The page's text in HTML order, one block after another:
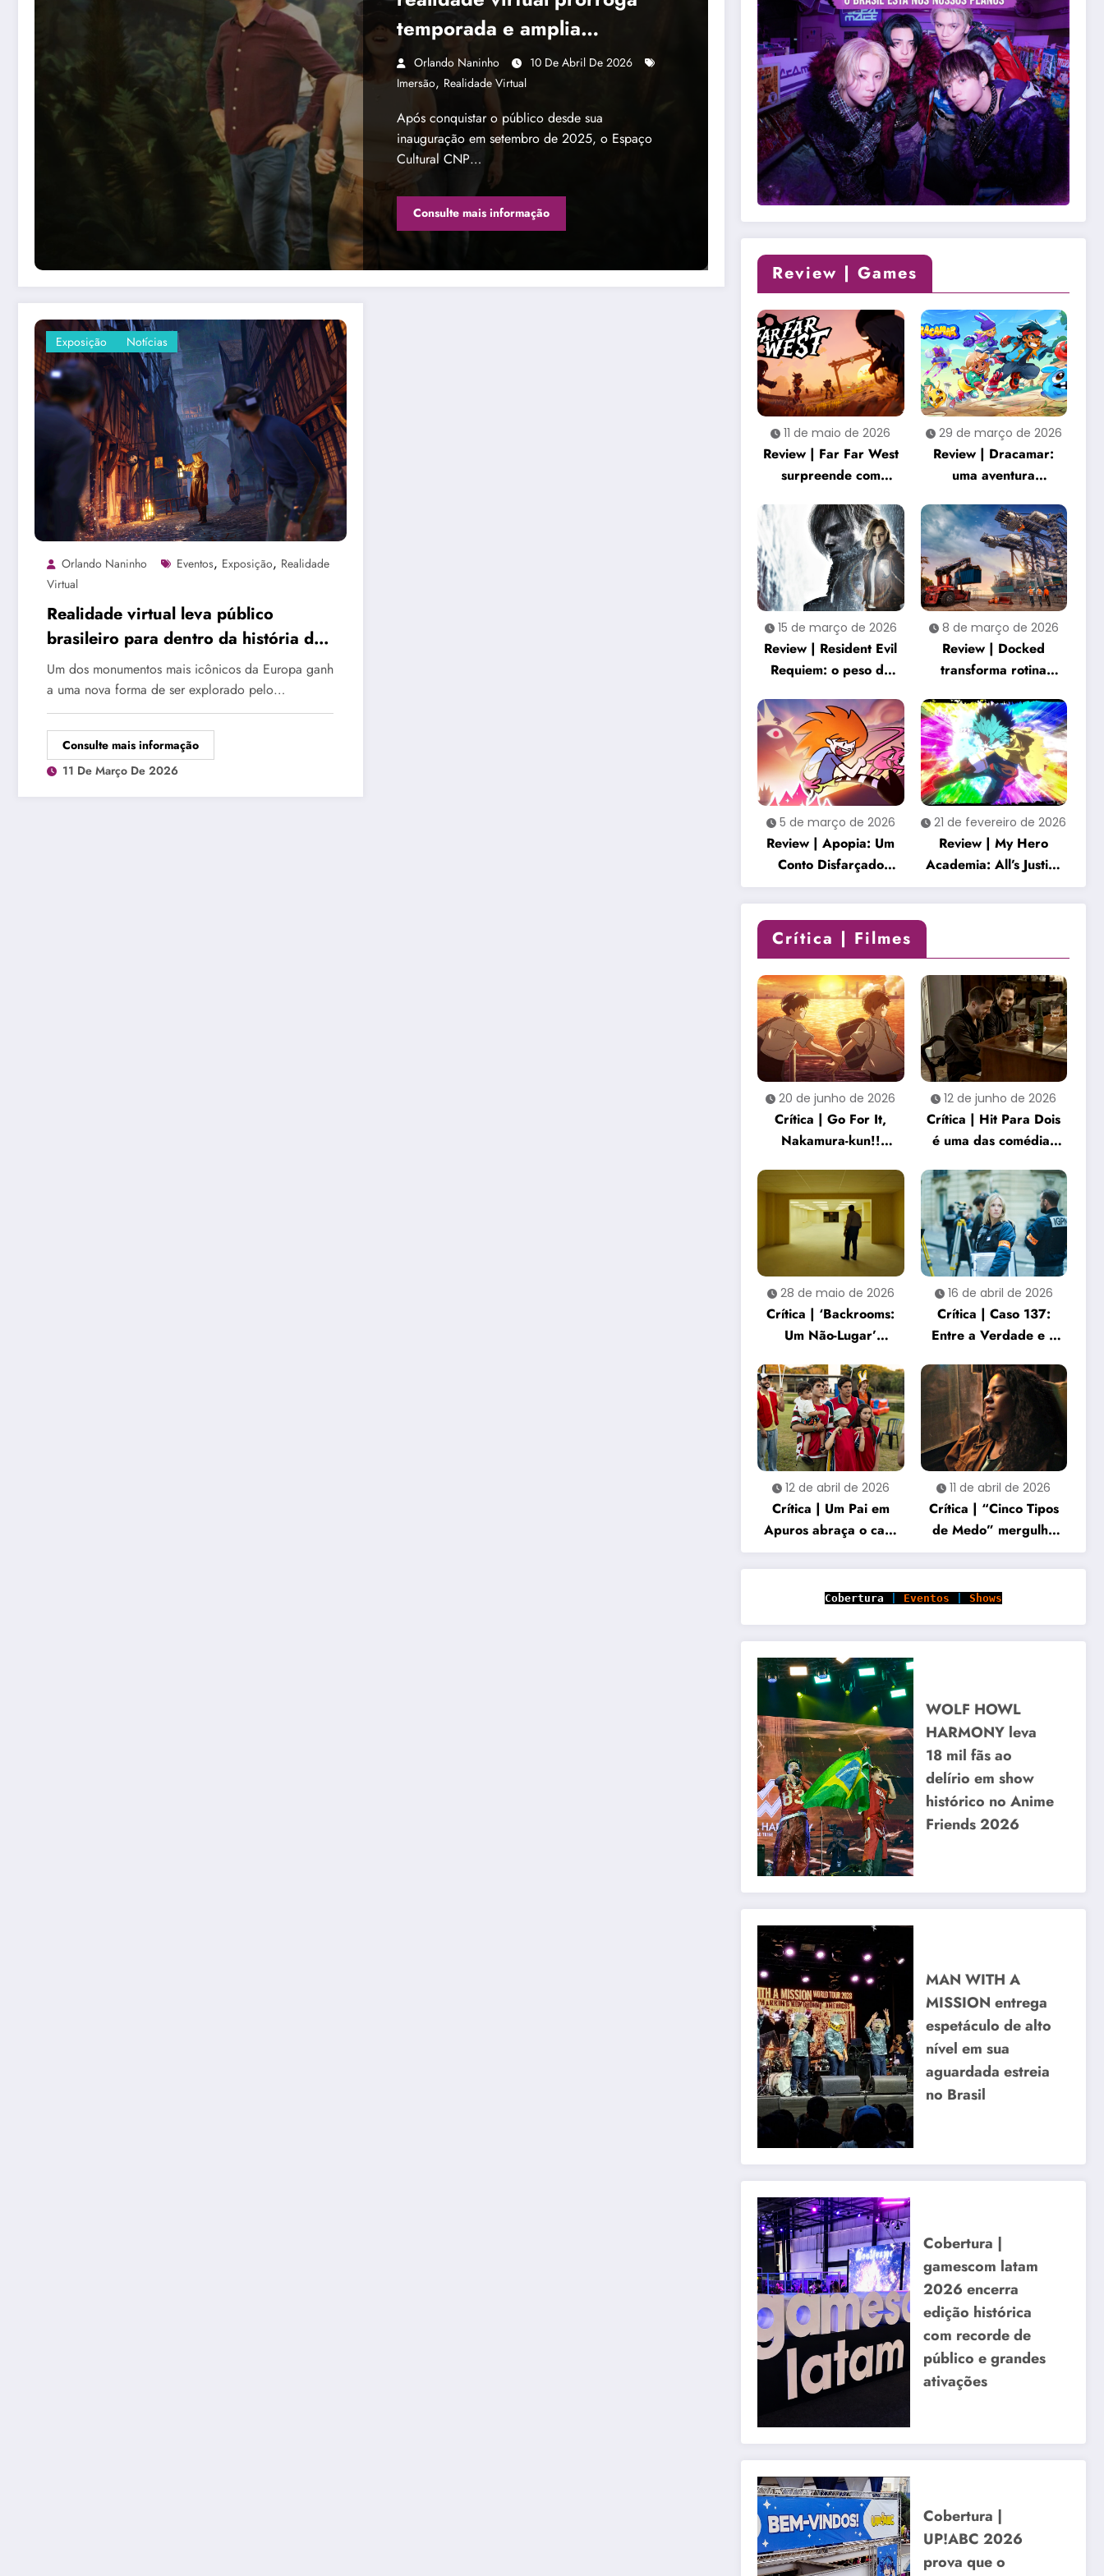
temporada e amplia
experiências imersivas
Orlando Naninho
10 De Abril De 2026
Imersão, Realidade Virtual
Após conquistar o público desde sua
inauguração em setembro de 2025, o Espaço
Cultural CNP…
Consulte mais informação
Exposição Notícias
Orlando Naninho Eventos, Exposição, Realidade
Virtual
Realidade virtual leva público
brasileiro para dentro da história da
Catedral de Notre-Dame
Um dos monumentos mais icônicos da Europa ganh
a uma nova forma de ser explorado pelo…
Consulte mais informação
11 De Março De 2026
Review | Games
11 de maio de 2026
Review | Far Far West
surpreende com
cooperação intensa
29 de março de 2026
Review | Dracamar:
uma aventura
transforma
simplicidade em
charme
15 de março de 2026
Review | Resident Evil
Requiem: o peso de
renasce na franquia
8 de março de 2026
Review | Docked
transforma rotina
experiência
surpreendentemente
envolvente
5 de março de 2026
Review | Apopia: Um
Conto Disfarçado
transforma um mundo
fofo em uma história
inquietante
21 de fevereiro de 2026
Review | My Hero
Academia: All’s Justice
é uma celebração
empolgante que honra
Crítica | Filmes
20 de junho de 2026
Crítica | Go For It,
Nakamura-kun!!
dor de gostar de
alguém
12 de junho de 2026
Crítica | Hit Para Dois
é uma das comédias
sensíveis do ano
28 de maio de 2026
Crítica | ‘Backrooms:
Um Não-Lugar’
experiência de terror
sufocante e
perturbadora
16 de abril de 2026
Crítica | Caso 137:
Entre a Verdade e o
12 de abril de 2026
Crítica | Um Pai em
Apuros abraça o caos
familiar e acerta no
carisma
11 de abril de 2026
Crítica | “Cinco Tipos
de Medo” mergulha
em histórias cruzadas
marcadas por perda e
vingança
Cobertura Eventos Shows
WOLF HOWL
HARMONY leva
18 mil fãs ao
delírio em show
histórico no Anime
Friends 2026
MAN WITH A
MISSION entrega
espetáculo de alto
nível em sua
aguardada estreia
no Brasil
Cobertura |
gamescom latam
2026 encerra
edição histórica
com recorde de
público e grandes
ativações
Cobertura |
UP!ABC 2026
prova que o